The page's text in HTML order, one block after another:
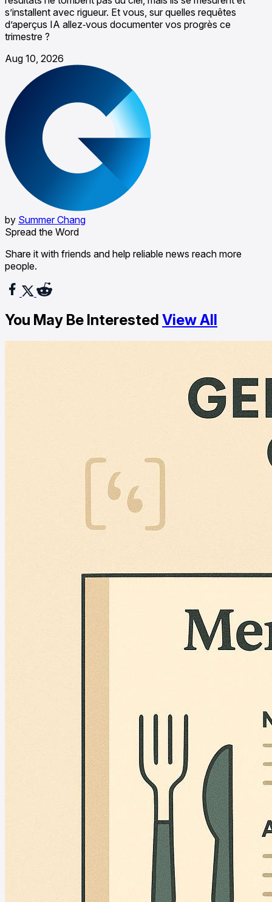
s’installent avec rigueur. Et vous, sur quelles requêtes
d’aperçus IA allez‑vous documenter vos progrès ce
trimestre ?
Aug 10, 2026
by Summer Chang
Spread the Word
Share it with friends and help reliable news reach more
people.
You May Be Interested View All